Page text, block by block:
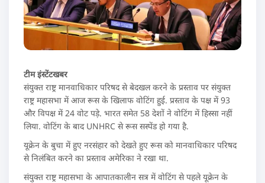
टीम इंस्टेंटखबर
संयुक्त राष्ट्र मानवाधिकार परिषद से बेदखल करने के प्रस्ताव पर संयुक्त
राष्ट्र महासभा में आज रूस के खिलाफ वोटिंग हुई. प्रस्ताव के पक्ष में 93
और विपक्ष में 24 वोट पड़े. भारत समेत 58 देशों ने वोटिंग में हिस्सा नहीं
लिया. वोटिंग के बाद UNHRC से रूस सस्पेंड हो गया है.
यूक्रेन के बुचा में हुए नरसंहार को देखते हुए रूस को मानवाधिकार परिषद
से निलंबित करने का प्रस्ताव अमेरिका ने रखा था.
संयुक्त राष्ट्र महासभा के आपातकालीन सत्र में वोटिंग से पहले यूक्रेन के